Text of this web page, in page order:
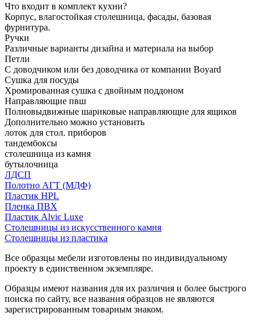
Что входит в комплект кухни?
Корпус, влагостойкая столешница, фасады, базовая
фурнитура.
Ручки
Различные варианты дизайна и материала на выбор
Петли
С доводчиком или без доводчика от компании Boyard
Сушка для посуды
Хромированная сушка с двойным поддоном
Направляющие пвш
Полновыдвижные шариковые направляющие для ящиков
Дополнительно можно установить
лоток для стол. приборов
тандембоксы
столешница из камня
бутылочница
ЛДСП
Полотно АГТ (МДФ)
Пластик HPL
Пленка ПВХ
Пластик Alvic Luxe
Столешницы из искусственного камня
Столешницы из пластика
Все образцы мебели изготовлены по индивидуальному
проекту в единственном экземпляре.
Образцы имеют названия для их различия и более быстрого
поиска по сайту, все названия образцов не являются
зарегистрированным товарным знаком.